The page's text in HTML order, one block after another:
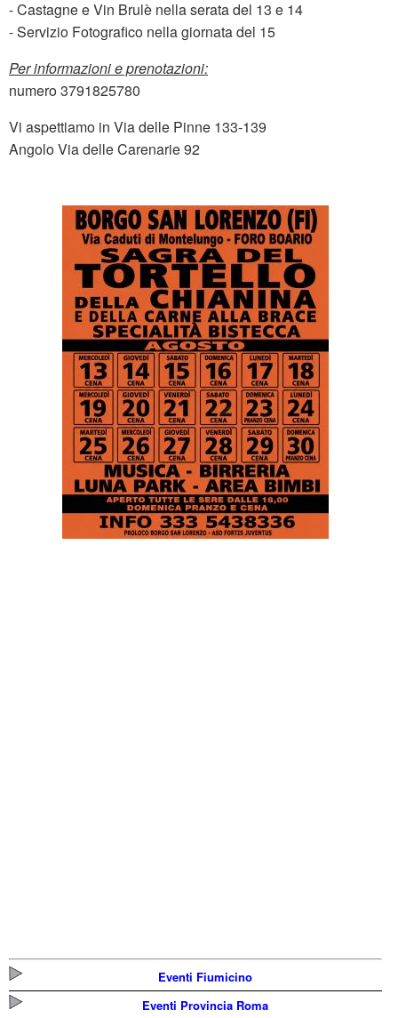
- Castagne e Vin Brulè nella serata del 13 e 14
- Servizio Fotografico nella giornata del 15
Per informazioni e prenotazioni:
numero 3791825780
Vi aspettiamo in Via delle Pinne 133-139
Angolo Via delle Carenarie 92
Eventi Fiumicino
Eventi Provincia Roma